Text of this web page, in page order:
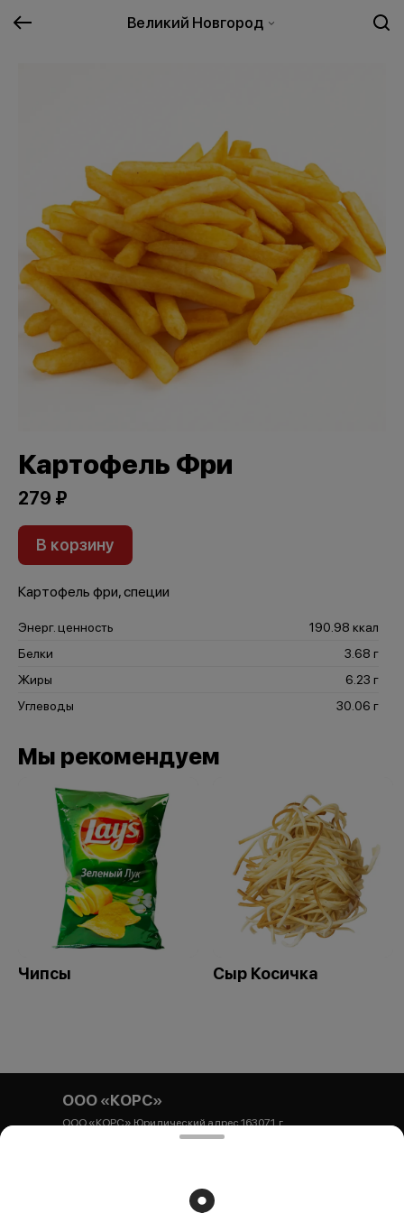
Великий Новгород
Картофель Фри
279 ₽
В корзину
Картофель фри, специи
Энерг. ценность
190.98 ккал
Белки
3.68 г
Жиры
6.23 г
Углеводы
30.06 г
Мы рекомендуем
Чипсы Сыр Косичка
ООО «КОРС»
ООО «КОРС» Юридический адрес 163071, г.
Архангельск, ул. Гайдара, 44, корпус 1, офис 54
40702810304710000044 Архангельское ОСБ № 8637
ПАО Сбербанк К/с 301 018 101 000 000 006 01 БИК